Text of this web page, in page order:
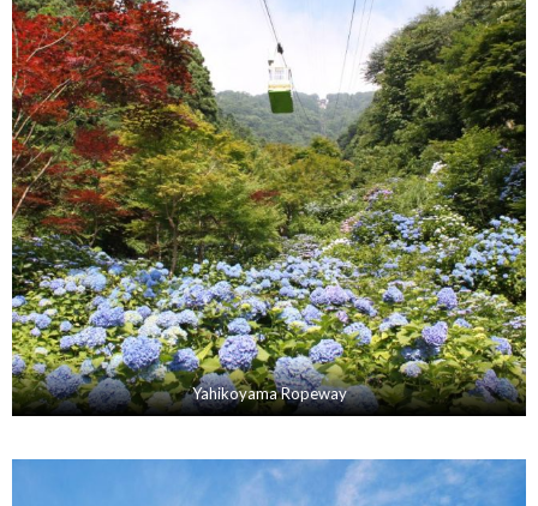
Yahikoyama Ropeway